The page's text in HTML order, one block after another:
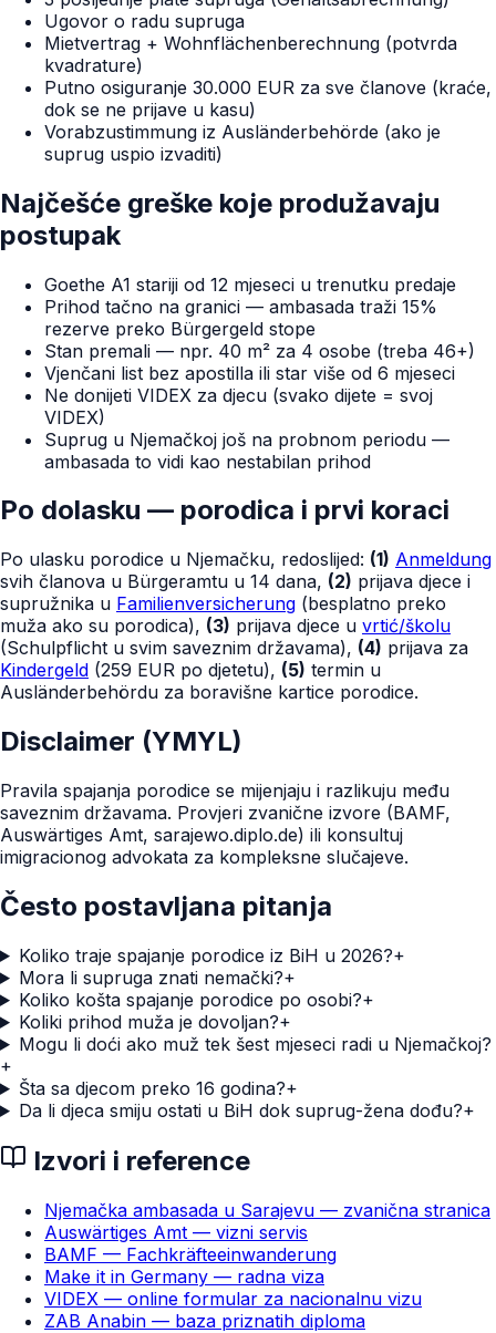
Ugovor o radu supruga
Mietvertrag + Wohnflächenberechnung (potvrda
kvadrature)
Putno osiguranje 30.000 EUR za sve članove (kraće,
dok se ne prijave u kasu)
Vorabzustimmung iz Ausländerbehörde (ako je
suprug uspio izvaditi)
Najčešće greške koje produžavaju
postupak
Goethe A1 stariji od 12 mjeseci u trenutku predaje
Prihod tačno na granici — ambasada traži 15%
rezerve preko Bürgergeld stope
Stan premali — npr. 40 m² za 4 osobe (treba 46+)
Vjenčani list bez apostilla ili star više od 6 mjeseci
Ne donijeti VIDEX za djecu (svako dijete = svoj
VIDEX)
Suprug u Njemačkoj još na probnom periodu —
ambasada to vidi kao nestabilan prihod
Po dolasku — porodica i prvi koraci
Po ulasku porodice u Njemačku, redoslijed: (1) Anmeldung
svih članova u Bürgeramtu u 14 dana, (2) prijava djece i
supružnika u Familienversicherung (besplatno preko
muža ako su porodica), (3) prijava djece u vrtić/školu
(Schulpflicht u svim saveznim državama), (4) prijava za
Kindergeld (259 EUR po djetetu), (5) termin u
Ausländerbehördu za boravišne kartice porodice.
Disclaimer (YMYL)
Pravila spajanja porodice se mijenjaju i razlikuju među
saveznim državama. Provjeri zvanične izvore (BAMF,
Auswärtiges Amt, sarajewo.diplo.de) ili konsultuj
imigracionog advokata za kompleksne slučajeve.
Često postavljana pitanja
Koliko traje spajanje porodice iz BiH u 2026?+
Mora li supruga znati nemački?+
Koliko košta spajanje porodice po osobi?+
Koliki prihod muža je dovoljan?+
Mogu li doći ako muž tek šest mjeseci radi u Njemačkoj?
+
Šta sa djecom preko 16 godina?+
Da li djeca smiju ostati u BiH dok suprug-žena dođu?+
Izvori i reference
Njemačka ambasada u Sarajevu — zvanična stranica
Auswärtiges Amt — vizni servis
BAMF — Fachkräfteeinwanderung
Make it in Germany — radna viza
VIDEX — online formular za nacionalnu vizu
ZAB Anabin — baza priznatih diploma